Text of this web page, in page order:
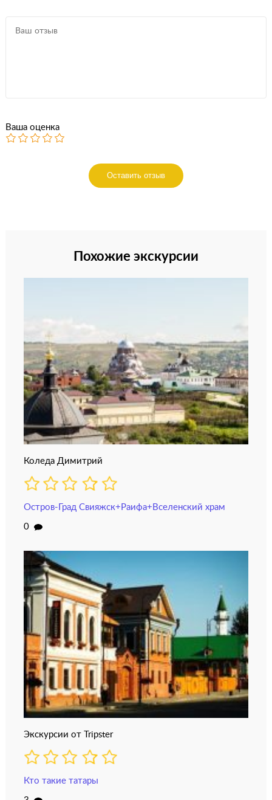
Ваша оценка
Оставить отзыв
Похожие экскурсии
Коледа Димитрий
Остров-Град Свияжск+Раифа+Вселенский храм
0
Экскурсии от Tripster
Кто такие татары